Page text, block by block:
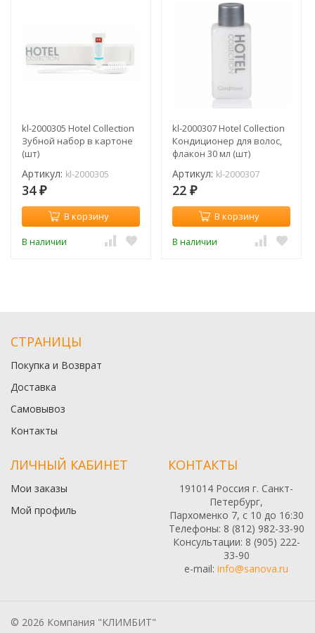
kl-2000305 Hotel Collection
Зубной набор в картоне
(шт)
Артикул: kl-2000305
34 ₽
В корзину
В наличии
kl-2000307 Hotel Collection
Кондиционер для волос,
флакон 30 мл (шт)
Артикул: kl-2000307
22 ₽
В корзину
В наличии
СТРАНИЦЫ
Покупка и Возврат
Доставка
Самовывоз
Контакты
ЛИЧНЫЙ КАБИНЕТ
Мои заказы
Мой профиль
КОНТАКТЫ
191014 Россия г. Санкт-
Петербург,
Пархоменко 7, с 10 до 16:30
Телефоны: 8 (812) 982-33-90
Консультации: 8 (905) 222-
33-90
e-mail: info@sanova.ru
© 2026 Компания "КЛИМБИТ"